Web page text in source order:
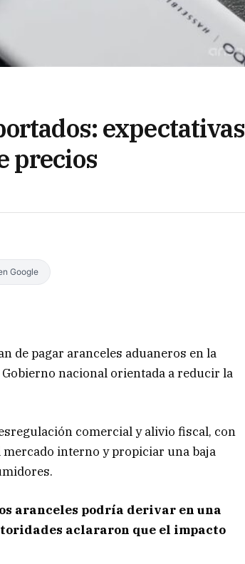
expectativas
precios
Google
de pagar aranceles aduaneros en la
nacional orientada a reducir la
comercial y alivio fiscal, con
interno y propiciar una baja
aranceles podría derivar en una
aclararon que el impacto